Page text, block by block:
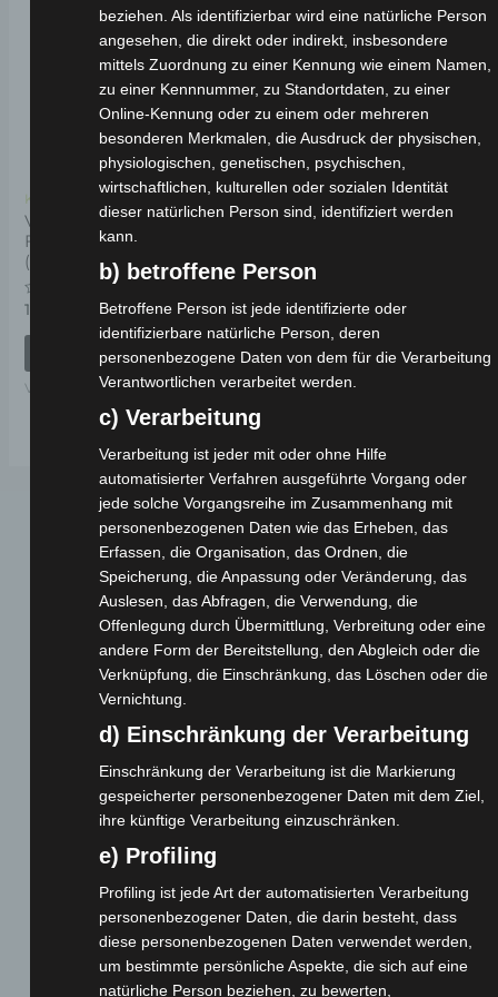
Kostenloser Versand
VSX SECHSKANT-
FLANSCH-SCHRAUBE
(M12*185)
Bewertet
0
19,00
IN DEN WARENKORB
VSX
Webseite
Cashback-Aktion
Home
Gemeinsam spenden
Reklamation einreichen
Über uns
Produktpalette
beziehen. Als identifizierbar wird eine natürliche Person
angesehen, die direkt oder indirekt, insbesondere
mittels Zuordnung zu einer Kennung wie einem Namen,
zu einer Kennnummer, zu Standortdaten, zu einer
Online-Kennung oder zu einem oder mehreren
besonderen Merkmalen, die Ausdruck der physischen,
physiologischen, genetischen, psychischen,
wirtschaftlichen, kulturellen oder sozialen Identität
dieser natürlichen Person sind, identifiziert werden
kann.
b) betroffene Person
Betroffene Person ist jede identifizierte oder
identifizierbare natürliche Person, deren
personenbezogene Daten von dem für die Verarbeitung
Verantwortlichen verarbeitet werden.
c) Verarbeitung
Verarbeitung ist jeder mit oder ohne Hilfe
automatisierter Verfahren ausgeführte Vorgang oder
jede solche Vorgangsreihe im Zusammenhang mit
personenbezogenen Daten wie das Erheben, das
Erfassen, die Organisation, das Ordnen, die
Speicherung, die Anpassung oder Veränderung, das
Auslesen, das Abfragen, die Verwendung, die
Offenlegung durch Übermittlung, Verbreitung oder eine
andere Form der Bereitstellung, den Abgleich oder die
Verknüpfung, die Einschränkung, das Löschen oder die
Vernichtung.
d) Einschränkung der Verarbeitung
Einschränkung der Verarbeitung ist die Markierung
gespeicherter personenbezogener Daten mit dem Ziel,
ihre künftige Verarbeitung einzuschränken.
e) Profiling
Profiling ist jede Art der automatisierten Verarbeitung
personenbezogener Daten, die darin besteht, dass
diese personenbezogenen Daten verwendet werden,
um bestimmte persönliche Aspekte, die sich auf eine
natürliche Person beziehen, zu bewerten,